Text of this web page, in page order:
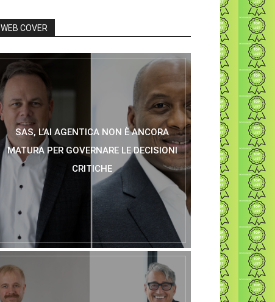
WEB COVER
SAS, L’AI AGENTICA NON È ANCORA
MATURA PER GOVERNARE LE DECISIONI
CRITICHE